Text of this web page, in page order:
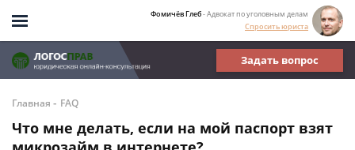
Фомичёв Глеб- Адвокат по уголовным делам
Спросить юриста
Задать вопрос
Главная - FAQ
Что мне делать, если на мой паспорт взят